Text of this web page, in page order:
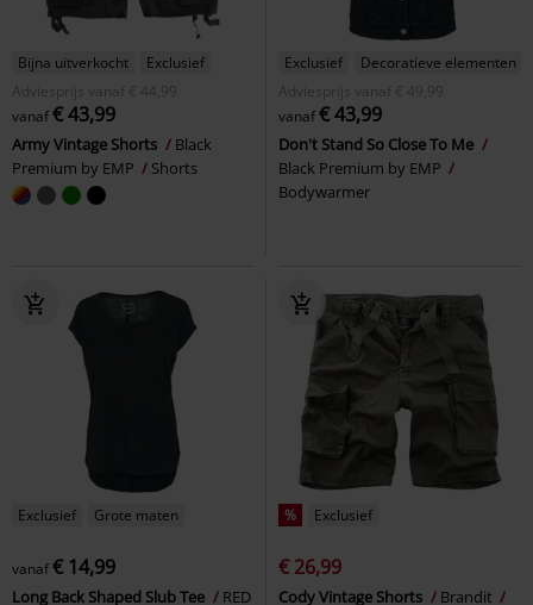
Bijna uitverkocht
Exclusief
Adviesprijs
vanaf € 44,99
vanaf€ 43,99
Army Vintage Shorts
Black
Premium by EMP
Shorts
Exclusief
Decoratieve elementen
Adviesprijs
vanaf € 49,99
vanaf€ 43,99
Don't Stand So Close To Me
Black Premium by EMP
Bodywarmer
Exclusief Grote maten
vanaf€ 14,99
Long Back Shaped Slub Tee
RED
% Exclusief
€ 26,99
Cody Vintage Shorts
Brandit